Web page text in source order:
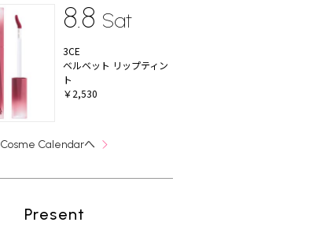
8.8 Sat
3CE
ベルベット リップティン
ト
￥2,530
Cosme Calendarへ
Present